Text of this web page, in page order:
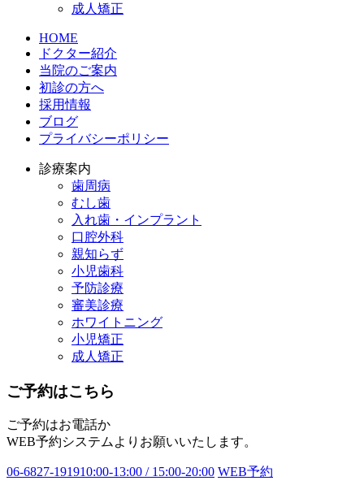
成人矯正
HOME
ドクター紹介
当院のご案内
初診の方へ
採用情報
ブログ
プライバシーポリシー
診療案内
歯周病
むし歯
入れ歯・インプラント
口腔外科
親知らず
小児歯科
予防診療
審美診療
ホワイトニング
小児矯正
成人矯正
ご予約はこちら
ご予約はお電話か
WEB予約システムよりお願いいたします。
06-6827-191910:00-13:00 / 15:00-20:00 WEB予約